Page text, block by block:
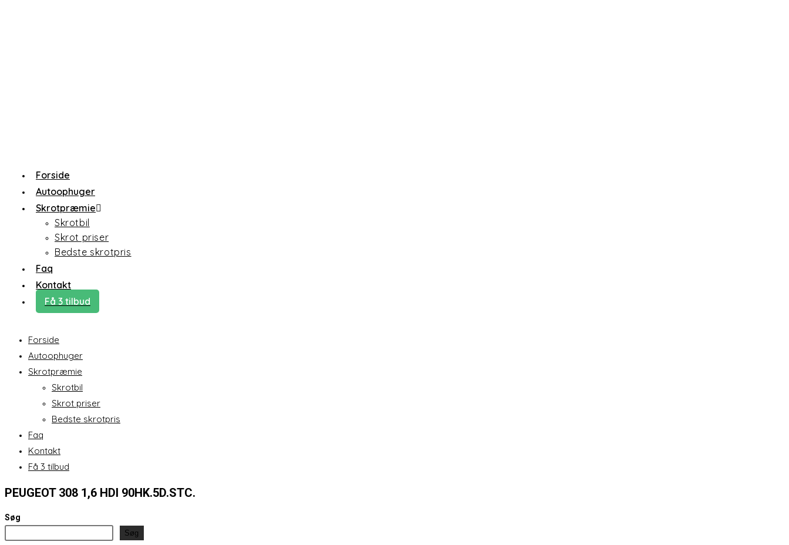
Forside
Autoophuger
Skrotpræmie
Skrotbil
Skrot priser
Bedste skrotpris
Faq
Kontakt
Få 3 tilbud
Forside
Autoophuger
Skrotpræmie
Skrotbil
Skrot priser
Bedste skrotpris
Faq
Kontakt
Få 3 tilbud
PEUGEOT 308 1,6 HDI 90HK.5D.STC.
Søg
Søg